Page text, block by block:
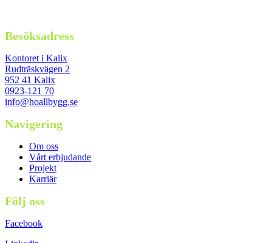
Besöksadress
Kontoret i Kalix
Rudträskvägen 2
952 41 Kalix
0923-121 70
info@hoallbygg.se
Navigering
Om oss
Vårt erbjudande
Projekt
Karriär
Följ oss
Facebook